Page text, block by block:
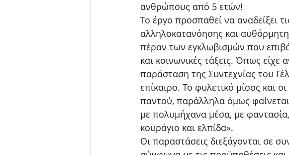
ανθρώπους από 5 ετών!
Το έργο προσπαθεί να αναδείξει
αλληλοκατανόησης και
πέραν των εγκλωβισμών που
και κοινωνικές τάξεις. Όπως
παράσταση της Συντεχνίας του
επίκαιρο. Το φυλετικό μίσος και
παντού, παράλληλα όμως
με πολυμήχανα μέσα, με
κουράγιο και ελπίδα».
Οι παραστάσεις διεξάγονται σε